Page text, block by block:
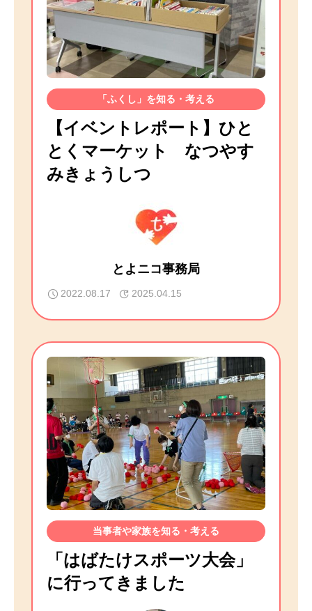
「ふくし」を知る・考える
【イベントレポート】ひと
とくマーケット なつやす
みきょうしつ
とよニコ事務局
2022.08.17 2025.04.15
当事者や家族を知る・考える
「はばたけスポーツ大会」
に行ってきました